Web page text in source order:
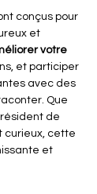
conçus pour
et
votre
et participer
avec des
Que
de
curieux, cette
et